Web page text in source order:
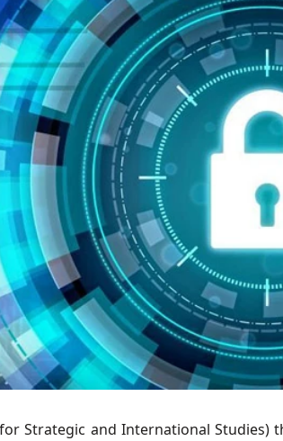
Strategic and International Studies)